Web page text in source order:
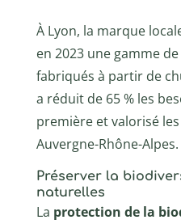
À Lyon, la marque
en 2023 une gamme
fabriqués à partir de
a réduit de 65 % les
première et valorisé
Auvergne-Rhône-Alpes.
Préserver la
naturelles
La protection de la